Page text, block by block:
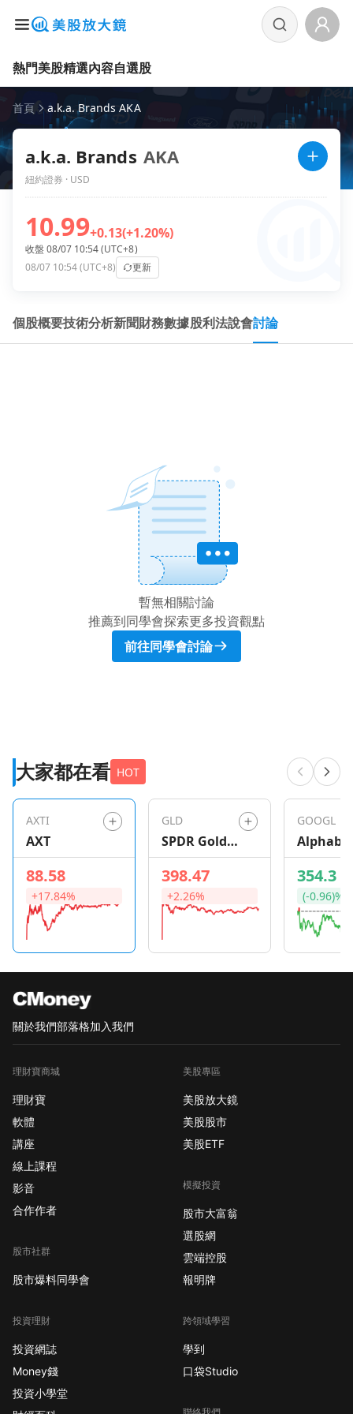
熱門美股精選內容自選股
首頁 a.k.a. Brands AKA
a.k.a. Brands AKA
紐約證券 · USD
10.99+0.13(+1.20%)
收盤 08/07 10:54 (UTC+8)
08/07 10:54 (UTC+8)
更新
個股概要技術分析新聞財務數據股利法說會討論
暫無相關討論
推薦到同學會探索更多投資觀點
前往同學會討論
大家都在看 HOT
AXTI
AXT
88.58
+17.84%
GLD
SPDR Gold
Shares
398.47
+2.26%
GOOGL
354.3
(-0.96)%
關於我們部落格加入我們
理財寶商城
理財寶
軟體
講座
線上課程
影音
合作作者
股市社群
股市爆料同學會
投資理財
投資網誌
Money錢
投資小學堂
美股專區
美股放大鏡
美股股市
美股ETF
模擬投資
股市大富翁
選股網
雲端控股
報明牌
跨領域學習
學到
口袋Studio